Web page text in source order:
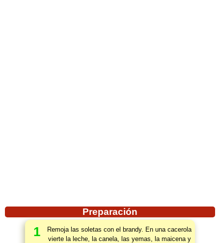
Preparación
1
Remoja las soletas con el brandy. En una cacerola
vierte la leche, la canela, las yemas, la maicena y